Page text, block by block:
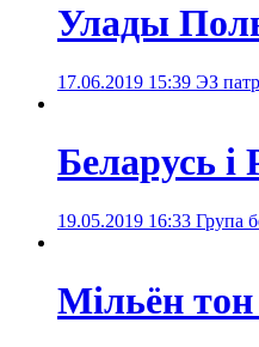
Улады
17.06.2019 15:39 ЭЗ
Беларусь
19.05.2019 16:33 Група
Мільён